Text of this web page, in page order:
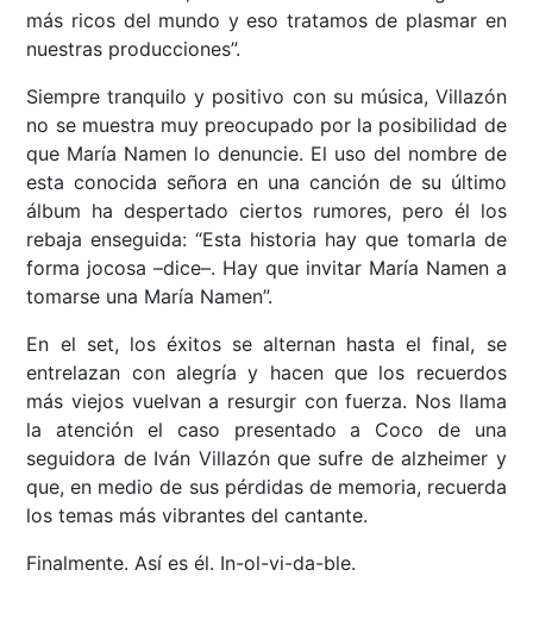
más ricos del mundo y eso tratamos de plasmar en
nuestras producciones”.
Siempre tranquilo y positivo con su música, Villazón
no se muestra muy preocupado por la posibilidad de
que María Namen lo denuncie. El uso del nombre de
esta conocida señora en una canción de su último
álbum ha despertado ciertos rumores, pero él los
rebaja enseguida: “Esta historia hay que tomarla de
forma jocosa –dice–. Hay que invitar María Namen a
tomarse una María Namen”.
En el set, los éxitos se alternan hasta el final, se
entrelazan con alegría y hacen que los recuerdos
más viejos vuelvan a resurgir con fuerza. Nos llama
la atención el caso presentado a Coco de una
seguidora de Iván Villazón que sufre de alzheimer y
que, en medio de sus pérdidas de memoria, recuerda
los temas más vibrantes del cantante.
Finalmente. Así es él. In-ol-vi-da-ble.